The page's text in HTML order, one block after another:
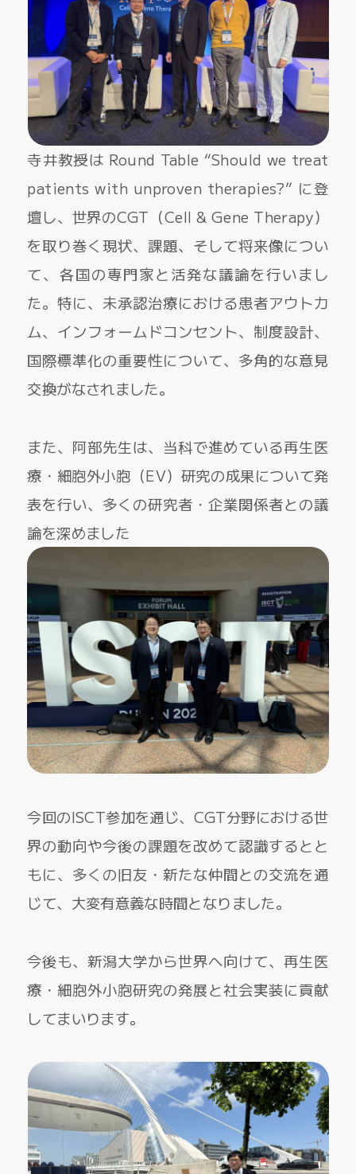
寺井教授は Round Table “Should we treat
patients with unproven therapies?” に登
壇し、世界のCGT（Cell & Gene Therapy）
を取り巻く現状、課題、そして将来像につい
て、各国の専門家と活発な議論を行いまし
た。特に、未承認治療における患者アウトカ
ム、インフォームドコンセント、制度設計、
国際標準化の重要性について、多角的な意見
交換がなされました。
また、阿部先生は、当科で進めている再生医
療・細胞外小胞（EV）研究の成果について発
表を行い、多くの研究者・企業関係者との議
論を深めました
今回のISCT参加を通じ、CGT分野における世
界の動向や今後の課題を改めて認識するとと
もに、多くの旧友・新たな仲間との交流を通
じて、大変有意義な時間となりました。
今後も、新潟大学から世界へ向けて、再生医
療・細胞外小胞研究の発展と社会実装に貢献
してまいります。